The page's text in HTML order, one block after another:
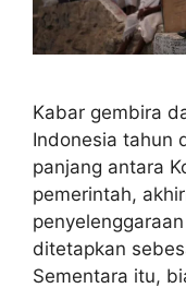
Kabar gembira
Indonesia tahun
panjang antara
pemerintah,
ditetapkan
Sementara itu,